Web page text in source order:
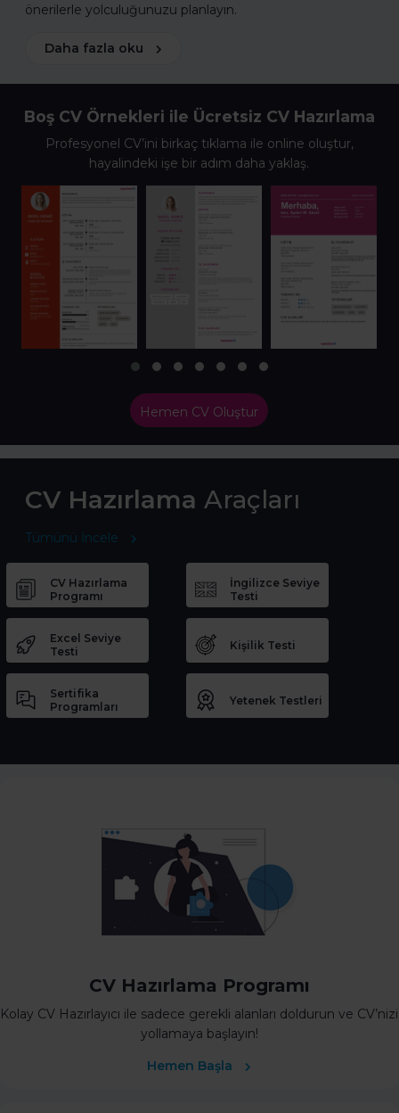
önerilerle yolculuğunuzu planlayın.
Daha fazla oku
Boş CV Örnekleri ile Ücretsiz CV Hazırlama
Profesyonel CV’ini birkaç tıklama ile online oluştur,
hayalindeki işe bir adım daha yaklaş.
Hemen CV Oluştur
CV Hazırlama Araçları
Tümünü İncele
CV Hazırlama
Programı
İngilizce Seviye
Testi
Excel Seviye
Testi
Kişilik Testi
Sertifika
Programları
Yetenek Testleri
CV Hazırlama Programı
Kolay CV Hazırlayıcı ile sadece gerekli alanları doldurun ve CV’nizi
yollamaya başlayın!
Hemen Başla